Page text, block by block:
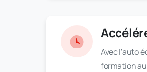
Avec l'auto
formation au